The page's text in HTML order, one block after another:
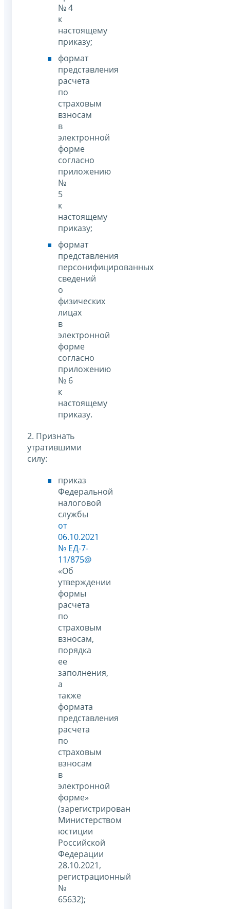
№ 4
к
настоящему
приказу;
формат
представления
расчета
по
страховым
взносам
в
электронной
форме
согласно
приложению
№
5
к
настоящему
приказу;
формат
представления
персонифицированных
сведений
о
физических
лицах
в
электронной
форме
согласно
приложению
№ 6
к
настоящему
приказу.
2. Признать
утратившими
силу:
приказ
Федеральной
налоговой
службы
от
06.10.2021
№ ЕД-7-
11/875@
«Об
утверждении
формы
расчета
по
страховым
взносам,
порядка
ее
заполнения,
а
также
формата
представления
расчета
по
страховым
взносам
в
электронной
форме»
(зарегистрирован
Министерством
юстиции
Российской
Федерации
28.10.2021,
регистрационный
№
65632);